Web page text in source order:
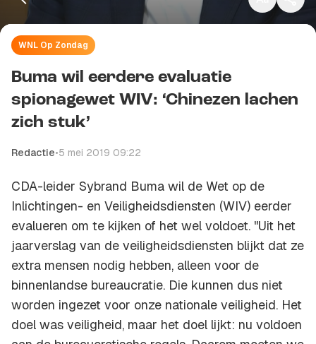
WNL Op Zondag
Buma wil eerdere evaluatie
spionagewet WIV: ‘Chinezen lachen
zich stuk’
Redactie•5 mei 2019 09:22
CDA-leider Sybrand Buma wil de Wet op de
Inlichtingen- en Veiligheidsdiensten (WIV) eerder
evalueren om te kijken of het wel voldoet. "Uit het
jaarverslag van de veiligheidsdiensten blijkt dat ze
extra mensen nodig hebben, alleen voor de
binnenlandse bureaucratie. Die kunnen dus niet
worden ingezet voor onze nationale veiligheid. Het
doel was veiligheid, maar het doel lijkt: nu voldoen